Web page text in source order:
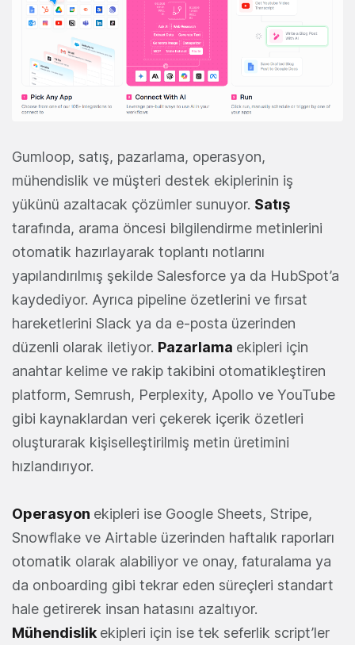
Gumloop, satış, pazarlama, operasyon,
mühendislik ve müşteri destek ekiplerinin iş
yükünü azaltacak çözümler sunuyor. Satış
tarafında, arama öncesi bilgilendirme metinlerini
otomatik hazırlayarak toplantı notlarını
yapılandırılmış şekilde Salesforce ya da HubSpot’a
kaydediyor. Ayrıca pipeline özetlerini ve fırsat
hareketlerini Slack ya da e-posta üzerinden
düzenli olarak iletiyor. Pazarlama ekipleri için
anahtar kelime ve rakip takibini otomatikleştiren
platform, Semrush, Perplexity, Apollo ve YouTube
gibi kaynaklardan veri çekerek içerik özetleri
oluşturarak kişiselleştirilmiş metin üretimini
hızlandırıyor.
Operasyon ekipleri ise Google Sheets, Stripe,
Snowflake ve Airtable üzerinden haftalık raporları
otomatik olarak alabiliyor ve onay, faturalama ya
da onboarding gibi tekrar eden süreçleri standart
hale getirerek insan hatasını azaltıyor.
Mühendislik ekipleri için ise tek seferlik script’ler